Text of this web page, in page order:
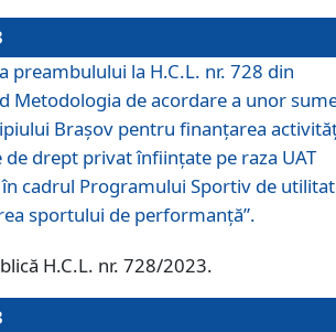
preambulului la H.C.L. nr. 728 din
Metodologia de acordare a unor
Brașov pentru finanțarea
drept privat înființate pe raza UAT
cadrul Programului Sportiv de
sportului de performanță”.
H.C.L. nr. 728/2023.